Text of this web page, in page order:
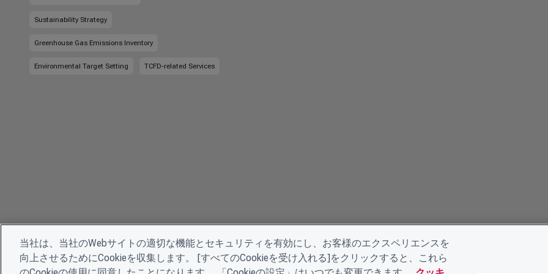
Sustainability Strategy
Greenhouse Gas Emissions Inventory
Environmental Target Setting TCFD-related Services
当社は、当社のWebサイトの適切な機能とセキュリティを有効にし、お客様のエクスペリエンスを
向上させるためにCookieを収集します。 [すべてのCookieを受け入れる]をクリックすると、これら